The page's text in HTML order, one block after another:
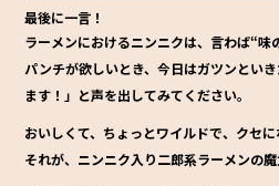
最後に一言！
ラーメンにおけるニンニクは、言わば“味
パンチが欲しいとき、今日はガツンとい
ます！」と声を出してみてください。
おいしくて、ちょっとワイルドで、クセにな
それが、 ニンニク入り二郎系ラーメンの魔